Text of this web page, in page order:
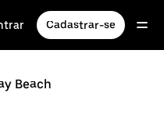
Cadastrar-se
Beach